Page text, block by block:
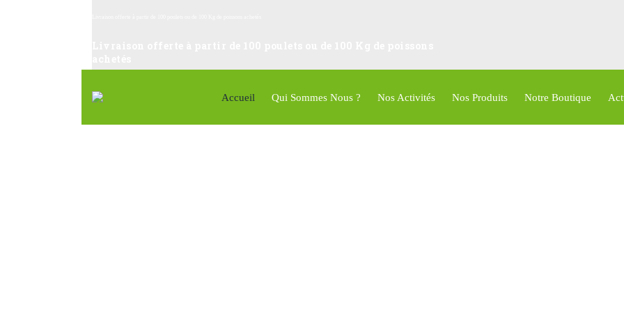
Accueil Qui Sommes Nous ? Nos Activités Nos Produits Notre Boutique